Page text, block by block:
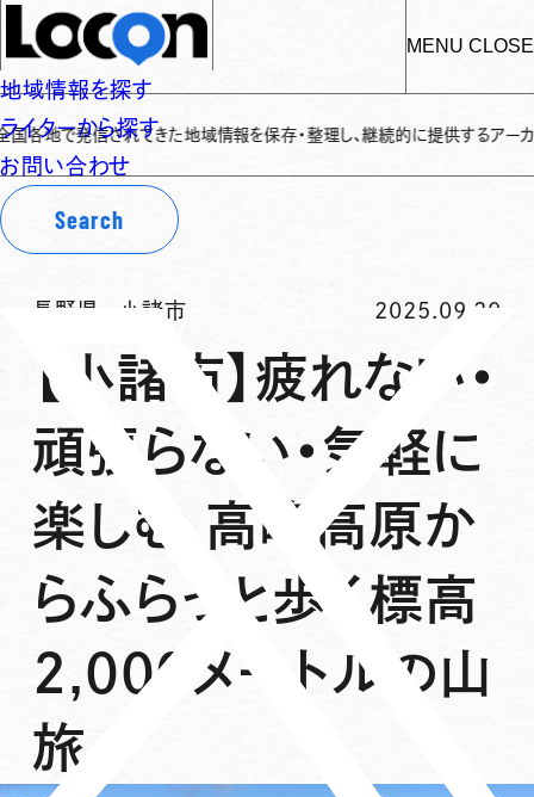
MENU CLOSE
地域情報を探す
ライターから探す
お問い合わせ
Search
信されてきた地域情報を保存・整理し、継続的に提供するアーカイブサイト
長野県 小諸市 2025.09.20
【小諸市】疲れない・
頑張らない・気軽に
楽しむ 高峰高原か
らふらっと歩く標高
2,000メートルの山
旅